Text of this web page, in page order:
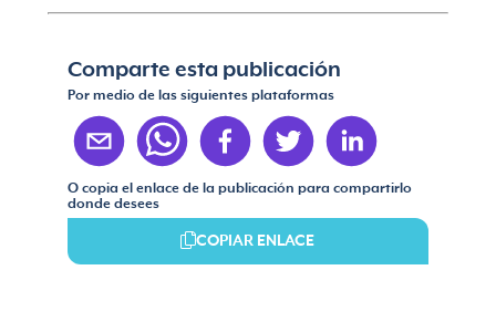
Comparte esta publicación
Por medio de las siguientes plataformas
O copia el enlace de la publicación para compartirlo
donde desees
COPIAR ENLACE